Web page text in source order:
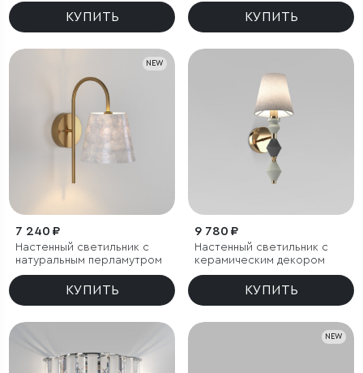
КУПИТЬ КУПИТЬ
NEW
7 240 ₽
Настенный светильник с
натуральным перламутром
КУПИТЬ
9 780 ₽
Настенный светильник с
керамическим декором
КУПИТЬ
NEW